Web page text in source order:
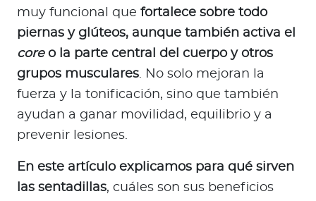
muy funcional que fortalece sobre todo
piernas y glúteos, aunque también activa el
core o la parte central del cuerpo y otros
grupos musculares. No solo mejoran la
fuerza y la tonificación, sino que también
ayudan a ganar movilidad, equilibrio y a
prevenir lesiones.
En este artículo explicamos para qué sirven
las sentadillas, cuáles son sus beneficios